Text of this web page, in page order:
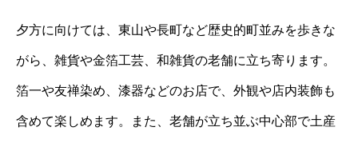
夕方に向けては、東山や長町など歴史的町並みを歩きな
がら、雑貨や金箔工芸、和雑貨の老舗に立ち寄ります。
箔一や友禅染め、漆器などのお店で、外観や店内装飾も
含めて楽しめます。また、老舗が立ち並ぶ中心部で土産